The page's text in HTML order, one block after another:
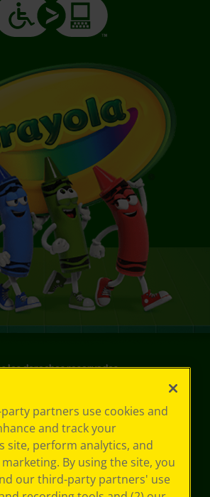
los derechos reservados.
partners use cookies and
and track your
site, perform analytics, and
By using the site, you
our third-party partners' use